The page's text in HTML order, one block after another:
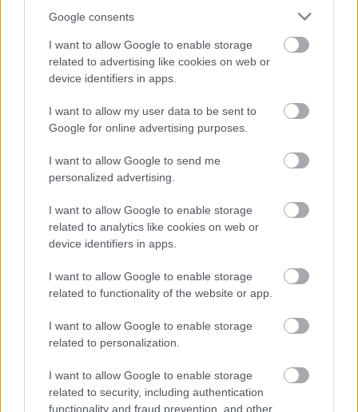
Google consents
I want to allow Google to enable storage
related to advertising like cookies on web or
device identifiers in apps.
I want to allow my user data to be sent to
Google for online advertising purposes.
I want to allow Google to send me
personalized advertising.
I want to allow Google to enable storage
related to analytics like cookies on web or
device identifiers in apps.
I want to allow Google to enable storage
related to functionality of the website or app.
I want to allow Google to enable storage
related to personalization.
I want to allow Google to enable storage
related to security, including authentication
functionality and fraud prevention, and other
Veľký prieskum o vykurovaní: Čím najčastejšie
kúria slovenské domácnosti?
Urob si sám
Chcete viac tepla za menej peňazí, menej
roboty a popol sypať rovno do záhrady?
Vyskúšajte tento typ brikiet